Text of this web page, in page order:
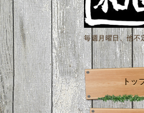
毎週月曜日、他不
トッ